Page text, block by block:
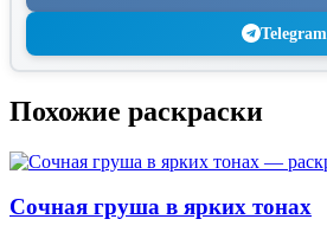
Telegram
Похожие раскраски
Сочная груша в ярких тонах